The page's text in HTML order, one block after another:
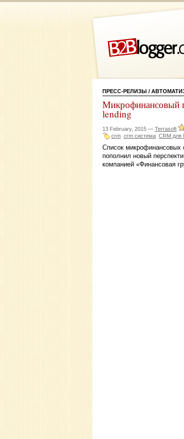
ПРЕСС-РЕЛИЗЫ /
Микрофинансовый
lending
13 February, 2015 — Terrasoft
сrm crm система CRM
Список микрофинансовых
пополнил новый
компанией «Финансовая